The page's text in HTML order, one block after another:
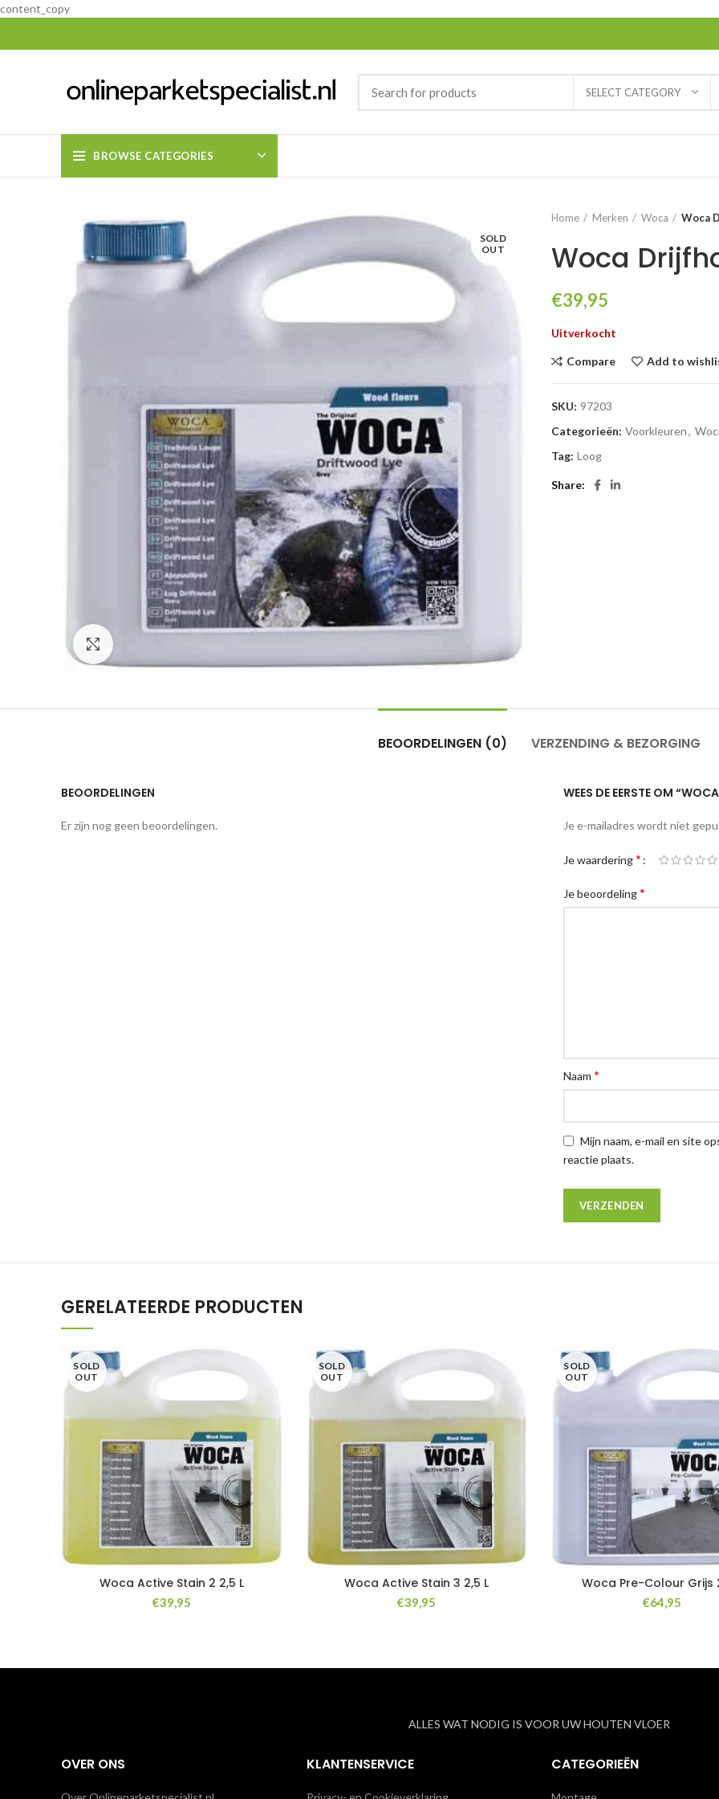
content_copy
SELECT CATEGORY
BROWSE CATEGORIES
SOLD
OUT
Home Merken Woca Woca
Woca
€39,95
Uitverkocht
Compare Add to
SKU: 97203
Categorieën: Voorkleuren,
Tag: Loog
Share
BEOORDELINGEN (0) VERZENDING & BEZORGING
BEOORDELINGEN
Er zijn nog geen beoordelingen.
WEES DE EERSTE OM
Je e-mailadres wordt niet
Je waardering*
Je beoordeling*
Naam *
Mijn naam, e-mail en site
reactie plaats.
GERELATEERDE PRODUCTEN
SOLD
OUT
Woca Active Stain 2 2,5 L
€39,95
SOLD
OUT
Woca Active Stain 3 2,5 L
€39,95
SOLD
OUT
Woca Pre-Colour Grijs
€64,95
ALLES WAT NODIG IS VOOR UW HOUTEN VLOER
OVER ONS KLANTENSERVICE CATEGORIEËN